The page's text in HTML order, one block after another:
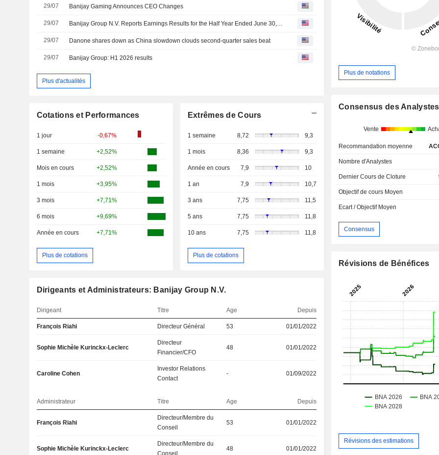
29/07 Banijay Gaming Announces CEO Changes
29/07 Banijay Group N.V. Reports Earnings Results for the Half Year Ended June 30, 2026
29/07 Danone shares down as China slowdown clouds second-quarter sales beat
29/07 Banijay Group: H1 2026 results
Plus d'actualités
Cotations et Performances
1 jour -0,67%
1 semaine +2,52%
Mois en cours +2,52%
1 mois +3,95%
3 mois +7,71%
6 mois +9,69%
Année en cours +7,71%
Plus de cotations
Extrêmes de Cours
1 semaine 8,72 9,3
1 mois 8,36 9,3
Année en cours 7,9 10
1 an 7,9 10,7
3 ans 7,75 11,5
5 ans 7,75 11,8
10 ans 7,75 11,8
Plus de cotations
Dirigeants et Administrateurs: Banijay Group N.V.
Dirigeant Titre Age Depuis
François Riahi Directeur Général 53 01/01/2022
Sophie Michèle Kurinckx-Leclerc
Directeur
Financier/CFO
48 01/01/2022
Caroline Cohen
Investor Relations
Contact
- 01/09/2022
Administrateur Titre Age Depuis
François Riahi
Directeur/Membre du
Conseil
53 01/01/2022
Sophie Michèle Kurinckx-Leclerc
Directeur/Membre du
Conseil
48 01/01/2022
Plus de notations
Consensus des Analystes
Vente
Recommandation moyenne
Nombre d'Analystes
Dernier Cours de Cloture
Objectif de cours Moyen
Ecart / Objectif Moyen
Consensus
Révisions de Bénéfices
Révisions des estimations